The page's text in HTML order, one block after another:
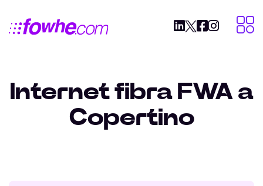
Internet fibra FWA a
Copertino